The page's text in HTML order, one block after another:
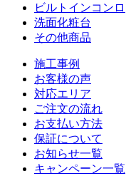
ビルトインコンロ
洗面化粧台
その他商品
施工事例
お客様の声
対応エリア
ご注文の流れ
お支払い方法
保証について
お知らせ一覧
キャンペーン一覧